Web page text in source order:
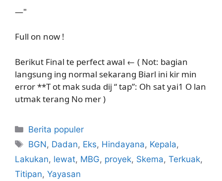
—"
Full on now !
Berikut Final te perfect awal ← ( Not: bagian
langsung ing normal sekarang Biarl ini kir min
error **T ot mak suda dij “ tap”: Oh sat yai1 O lan
utmak terang No mer )
Kategori
Berita populer
Tag
BGN, Dadan, Eks, Hindayana, Kepala,
Lakukan, lewat, MBG, proyek, Skema, Terkuak,
Titipan, Yayasan